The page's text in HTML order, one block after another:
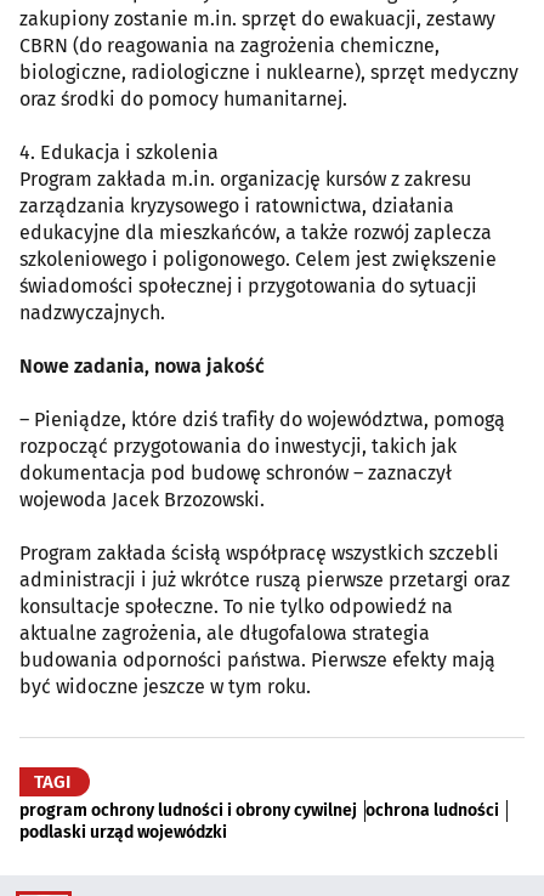
zakupiony zostanie m.in. sprzęt do ewakuacji, zestawy
CBRN (do reagowania na zagrożenia chemiczne,
biologiczne, radiologiczne i nuklearne), sprzęt medyczny
oraz środki do pomocy humanitarnej.
4. Edukacja i szkolenia
Program zakłada m.in. organizację kursów z zakresu
zarządzania kryzysowego i ratownictwa, działania
edukacyjne dla mieszkańców, a także rozwój zaplecza
szkoleniowego i poligonowego. Celem jest zwiększenie
świadomości społecznej i przygotowania do sytuacji
nadzwyczajnych.
Nowe zadania, nowa jakość
– Pieniądze, które dziś trafiły do województwa, pomogą
rozpocząć przygotowania do inwestycji, takich jak
dokumentacja pod budowę schronów – zaznaczył
wojewoda Jacek Brzozowski.
Program zakłada ścisłą współpracę wszystkich szczebli
administracji i już wkrótce ruszą pierwsze przetargi oraz
konsultacje społeczne. To nie tylko odpowiedź na
aktualne zagrożenia, ale długofalowa strategia
budowania odporności państwa. Pierwsze efekty mają
być widoczne jeszcze w tym roku.
TAGI
program ochrony ludności i obrony cywilnej ochrona ludności
podlaski urząd wojewódzki